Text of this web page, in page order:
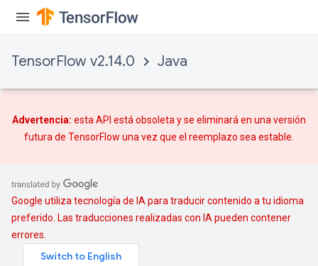
TensorFlow v2.14.0 Java
Advertencia: esta API está obsoleta y se eliminará en una versión
futura de TensorFlow una vez que el reemplazo sea estable.
Google utiliza tecnología de IA para traducir contenido a tu idioma
preferido. Las traducciones realizadas con IA pueden contener
errores.